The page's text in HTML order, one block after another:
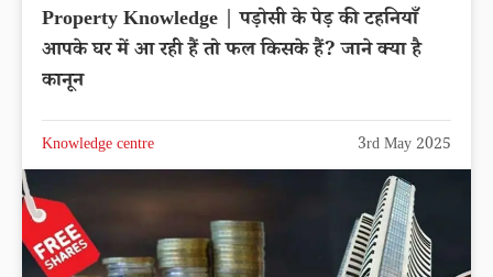
Property Knowledge | पड़ोसी के पेड़ की टहनियाँ
आपके घर में आ रही हैं तो फल किसके हैं? जाने क्या है
कानून
Knowledge centre 3rd May 2025